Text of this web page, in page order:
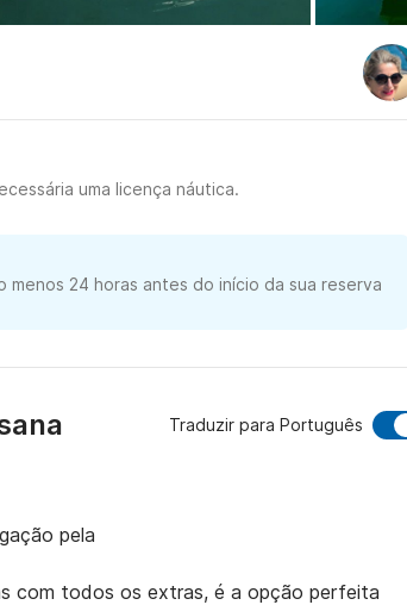
uma licença náutica.
24 horas antes do início da sua reserva
Traduzir para Português
pela
com todos os extras, é a opção perfeita